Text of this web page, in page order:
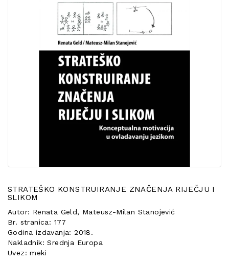
STRATEŠKO KONSTRUIRANJE ZNAČENJA RIJEČJU I
SLIKOM
Autor: Renata Geld, Mateusz-Milan Stanojević
Br. stranica: 177
Godina izdavanja: 2018.
Nakladnik: Srednja Europa
Uvez: meki